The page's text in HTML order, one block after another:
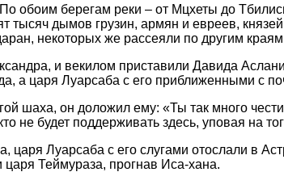
обоим берегам реки – от Мцхеты до
тысяч дымов грузин, армян и евреев,
некоторых же рассеяли по другим
и векилом приставили Давида
а царя Луарсаба с его приближенными с
шаха, он доложил ему: «Ты так много
не будет поддерживать здесь, уповая на
царя Луарсаба с его слугами отослали в
Теймураза, прогнав Иса-хана.